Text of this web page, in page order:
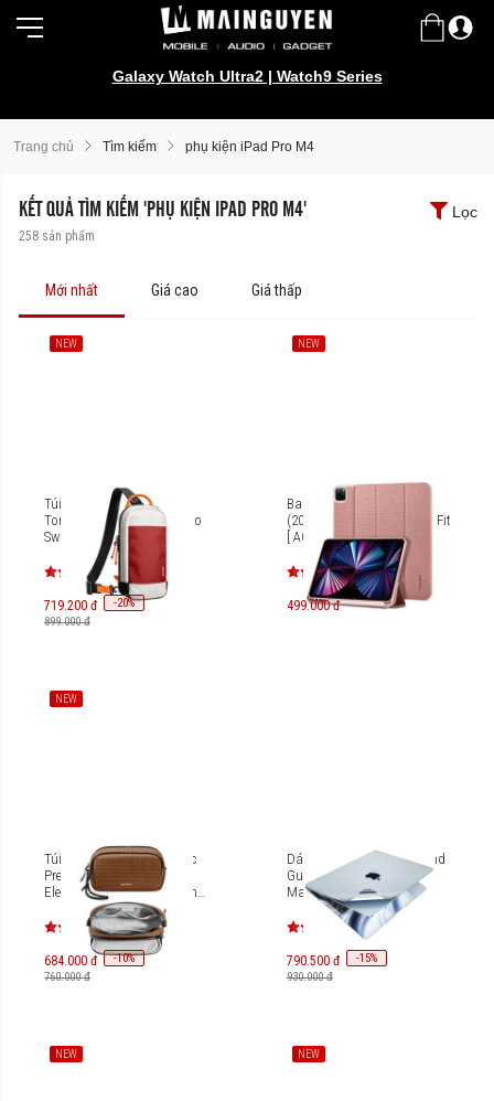
Galaxy Watch Ultra2 | Watch9 Series
Samsung Galaxy Z Fold8 | Z Flip8
Trang chủ Tìm kiếm phụ kiện iPad Pro M4
KẾT QUẢ TÌM KIẾM 'PHỤ KIỆN IPAD PRO M4'
258 sản phẩm
Lọc
Mới nhất Giá cao Giá thấp
NEW
Túi đeo chéo thời trang
Tomtoc Phụ kiện & Nitendo
Switch 2 G49S1
719.200 đ -20%
899.000 đ
NEW
Bao da iPad Pro 11 inch
(2021-2022) Spigen Urban Fit
[ ACS01056 / ACS01055 /
ACS01054 ]
499.000 đ
NEW
Túi đựng phụ kiện Tomtoc
Premium Light-T12
Electronic Accessory Pouch
1.8L T12M1
684.000 đ -10%
760.000 đ
Dán 3M Innostyle Diamond
Guard 6-in-1 Skin Set for
Macbook Air 13.6-inch
M2/M3/M4
[ISCS2681/ISCS3240]
790.500 đ -15%
930.000 đ
NEW NEW